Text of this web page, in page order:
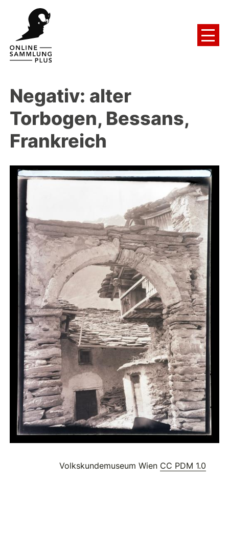
Negativ: alter
Torbogen, Bessans,
Frankreich
Volkskundemuseum Wien CC PDM 1.0